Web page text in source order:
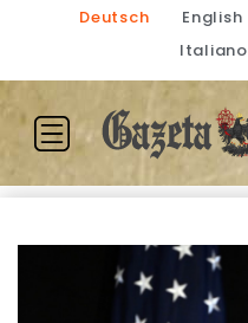
Deutsch English
Italiano